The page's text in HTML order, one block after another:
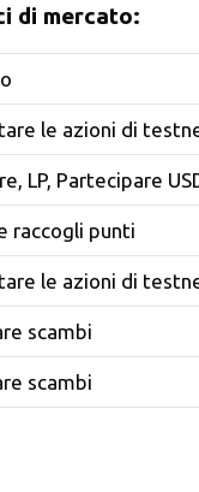
di mercato:
le azioni di
LP, Partecipare
raccogli punti
le azioni di
scambi
scambi